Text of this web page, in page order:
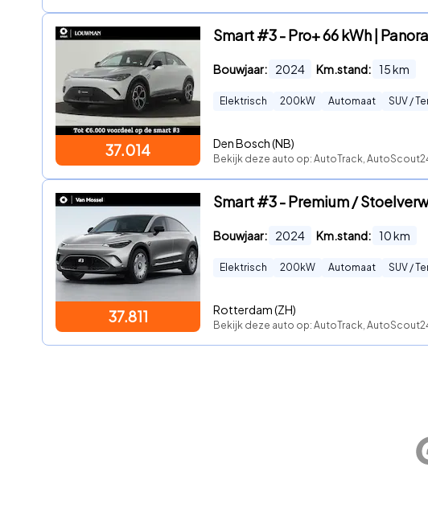
37.014
Smart #3 - Pro+ 66 kWh |
Bouwjaar: 2024 Km.stand: 15km
Elektrisch 200 kW Automaat SUV /
Den Bosch (NB)
Bekijk deze auto op: AutoTrack,
37.811
Smart #3 - Premium /
Bouwjaar: 2024 Km.stand: 10km
Elektrisch 200 kW Automaat SUV /
Rotterdam (ZH)
Bekijk deze auto op: AutoTrack,